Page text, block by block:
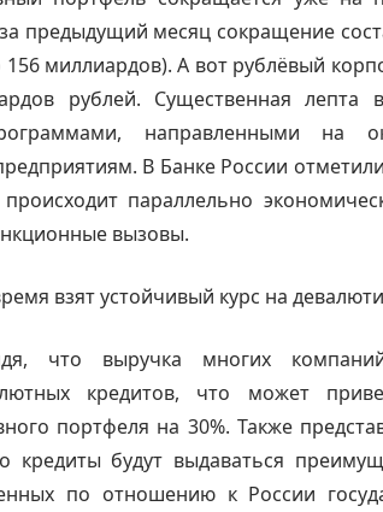
предыдущий месяц сокращение
156 миллиардов). А вот рублёвый
рублей. Существенная лепта
направленными на
В Банке России
параллельно
вызовы.
взят устойчивый курс на
что выручка многих
кредитов, что может
портфеля на 30%. Также
кредиты будут выдаваться
по отношению к России